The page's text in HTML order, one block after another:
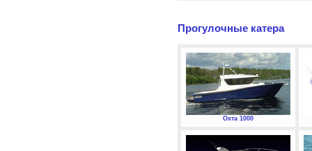
Прогулочные катера
Охта 1000